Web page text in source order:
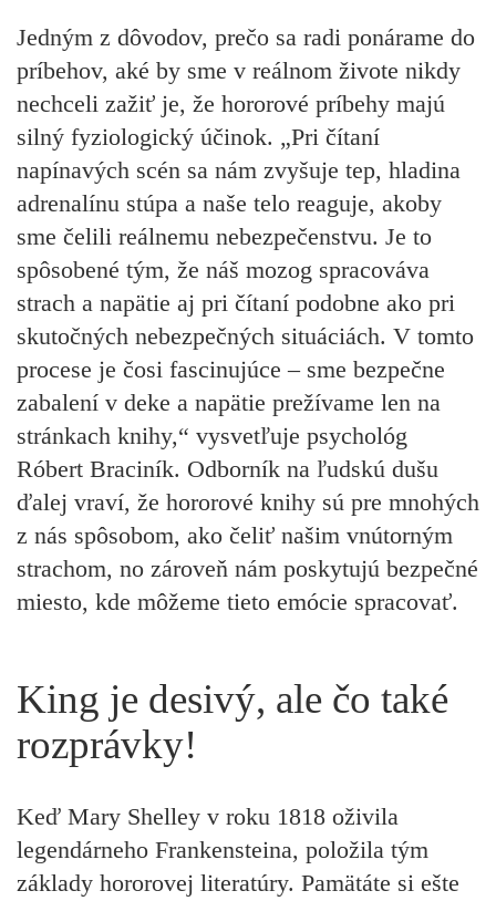
Jedným z dôvodov, prečo sa radi ponárame do
príbehov, aké by sme v reálnom živote nikdy
nechceli zažiť je, že hororové príbehy majú
silný fyziologický účinok. „Pri čítaní
napínavých scén sa nám zvyšuje tep, hladina
adrenalínu stúpa a naše telo reaguje, akoby
sme čelili reálnemu nebezpečenstvu. Je to
spôsobené tým, že náš mozog spracováva
strach a napätie aj pri čítaní podobne ako pri
skutočných nebezpečných situáciách. V tomto
procese je čosi fascinujúce – sme bezpečne
zabalení v deke a napätie prežívame len na
stránkach knihy,“ vysvetľuje psychológ
Róbert Braciník. Odborník na ľudskú dušu
ďalej vraví, že hororové knihy sú pre mnohých
z nás spôsobom, ako čeliť našim vnútorným
strachom, no zároveň nám poskytujú bezpečné
miesto, kde môžeme tieto emócie spracovať.
King je desivý, ale čo také
rozprávky!
Keď Mary Shelley v roku 1818 oživila
legendárneho Frankensteina, položila tým
základy hororovej literatúry. Pamätáte si ešte